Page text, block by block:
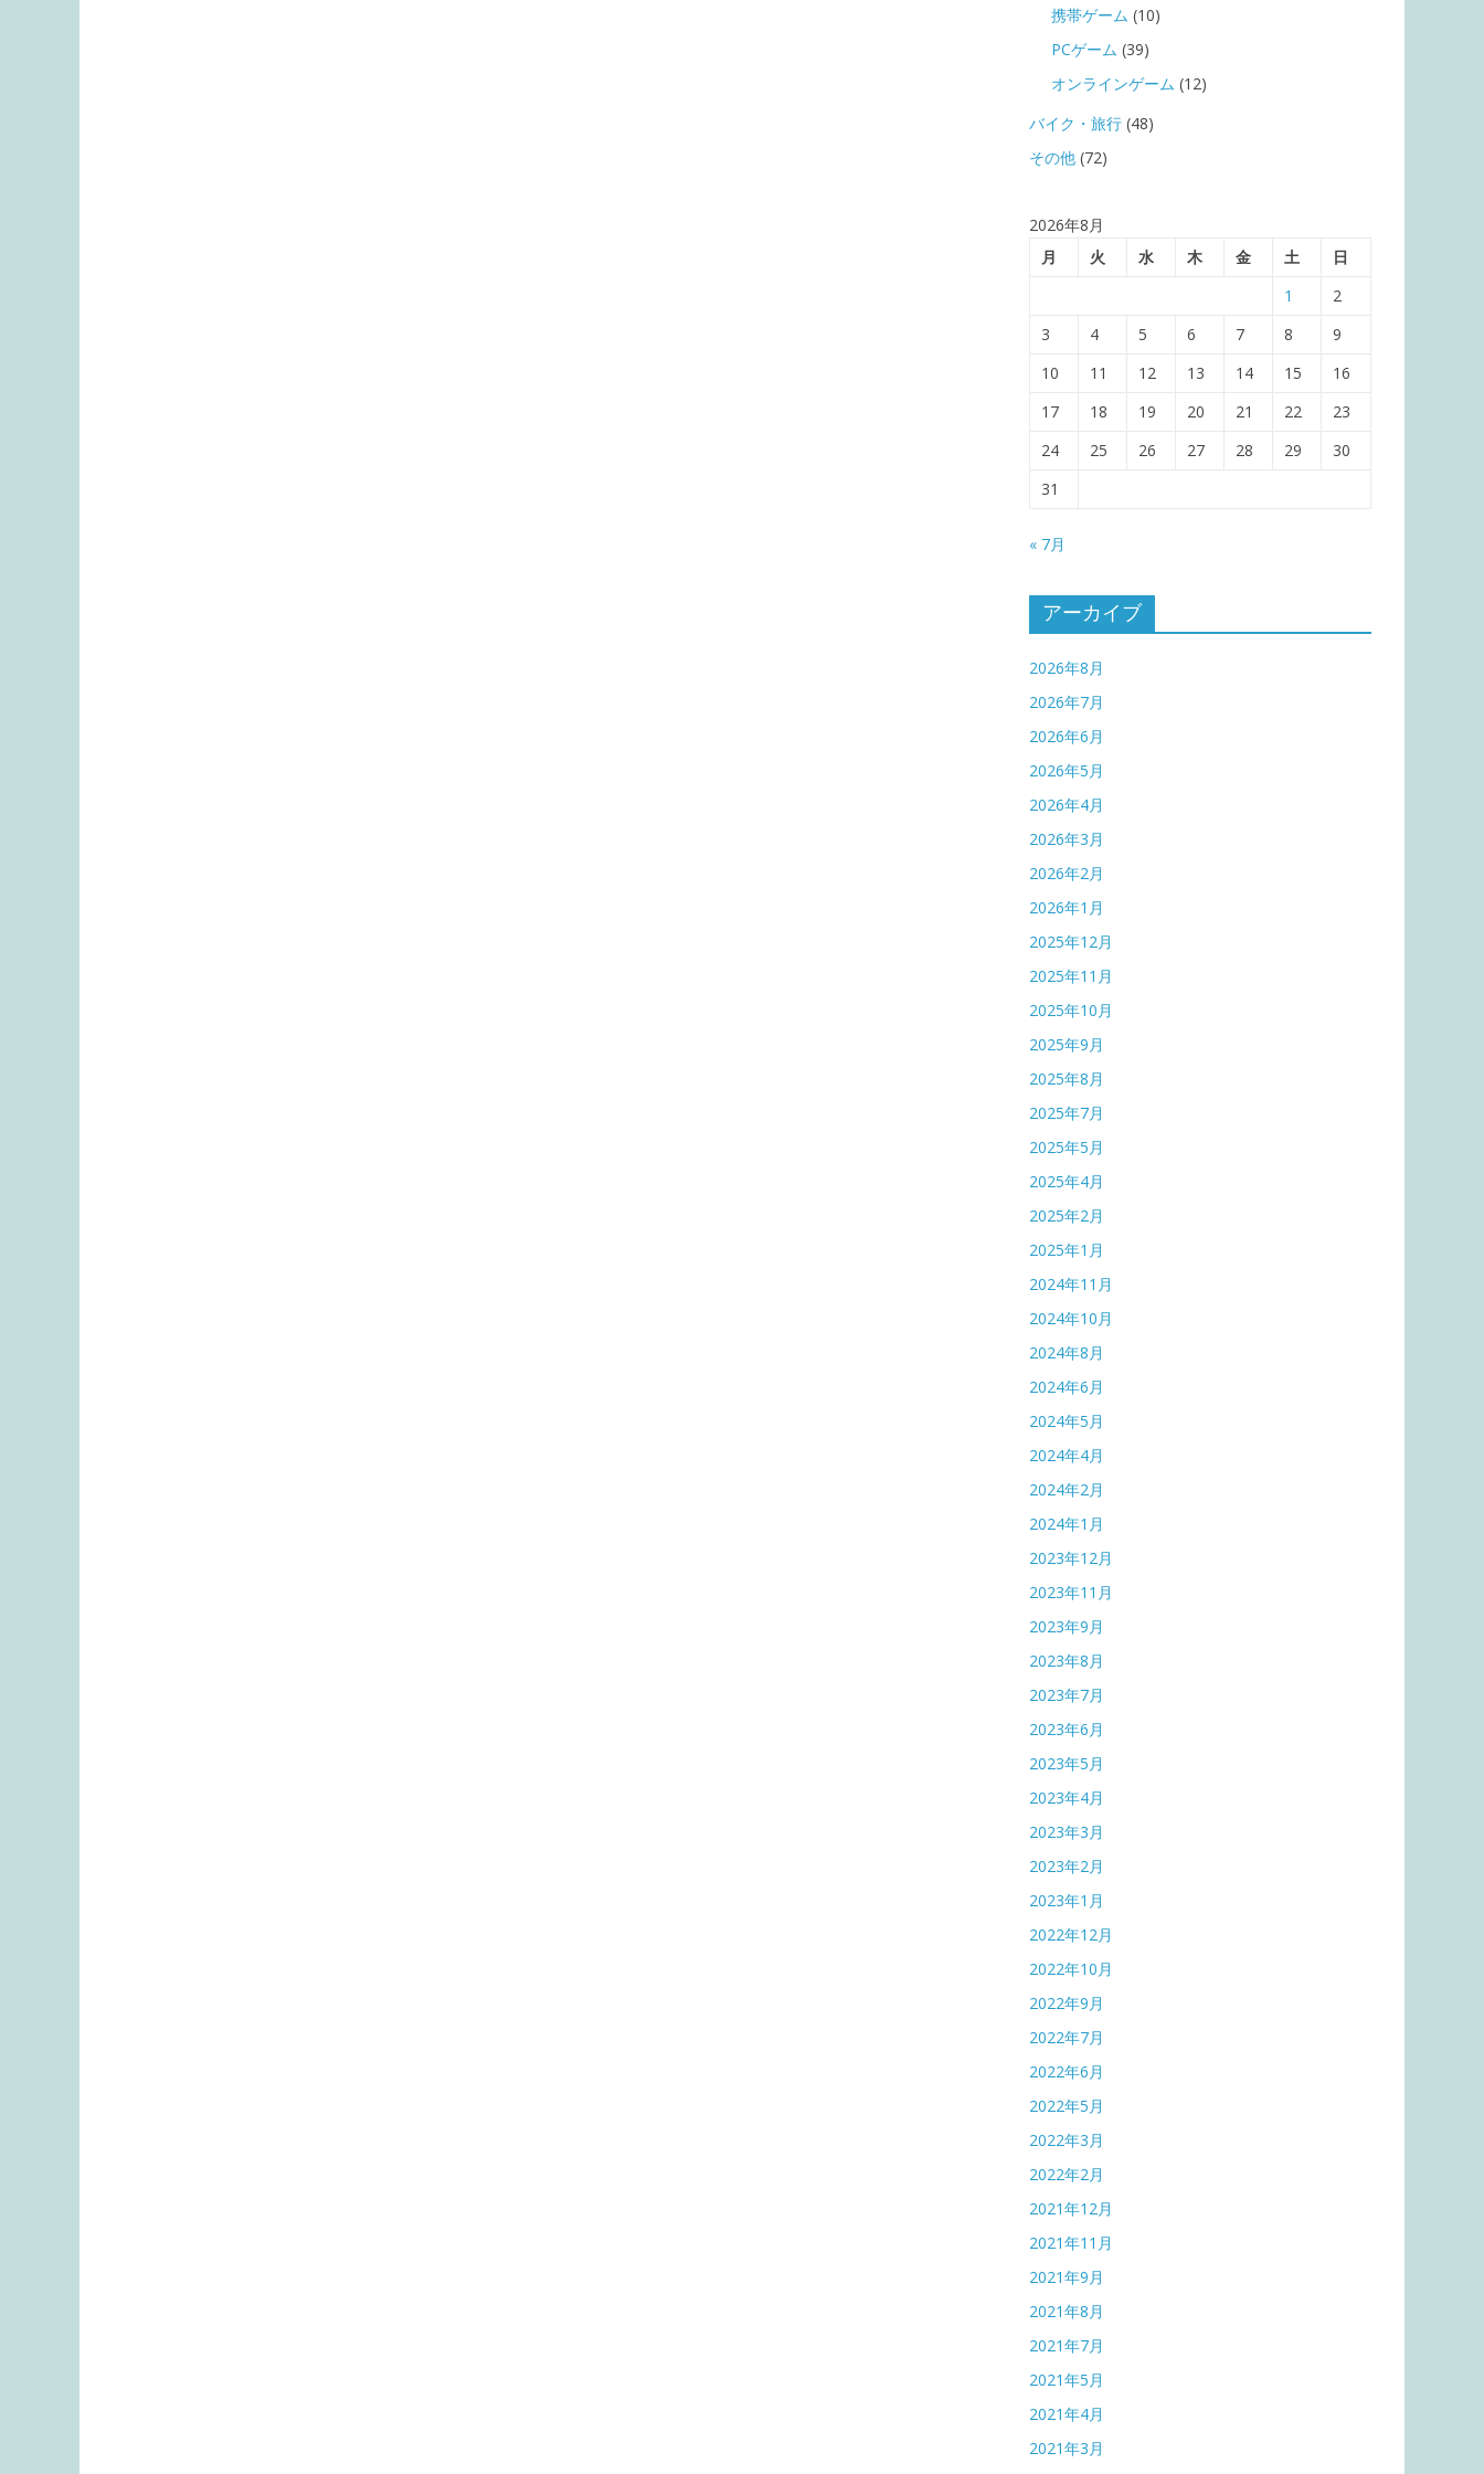
携帯ゲーム (10)
PCゲーム (39)
オンラインゲーム (12)
バイク・旅行 (48)
その他 (72)
2026年8月
月
火 水 木 金 土
日
1
2
3
4 5 6 7 8
9
10
11 12 13 14 15
16
17
18 19 20 21 22
23
24
25 26 27 28 29
30
31
« 7月
アーカイブ
2026年8月
2026年7月
2026年6月
2026年5月
2026年4月
2026年3月
2026年2月
2026年1月
2025年12月
2025年11月
2025年10月
2025年9月
2025年8月
2025年7月
2025年5月
2025年4月
2025年2月
2025年1月
2024年11月
2024年10月
2024年8月
2024年6月
2024年5月
2024年4月
2024年2月
2024年1月
2023年12月
2023年11月
2023年9月
2023年8月
2023年7月
2023年6月
2023年5月
2023年4月
2023年3月
2023年2月
2023年1月
2022年12月
2022年10月
2022年9月
2022年7月
2022年6月
2022年5月
2022年3月
2022年2月
2021年12月
2021年11月
2021年9月
2021年8月
2021年7月
2021年5月
2021年4月
2021年3月